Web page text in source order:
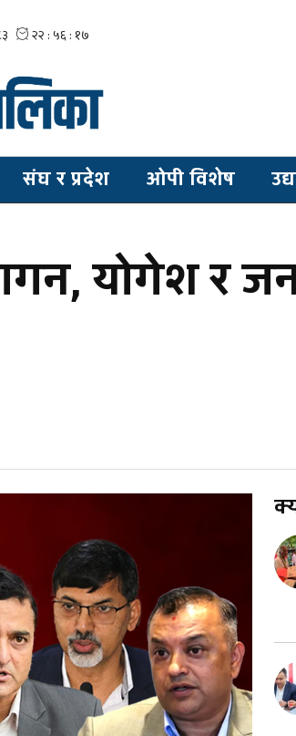
संघ र प्रदेश ओपी विशेष
योगेश र